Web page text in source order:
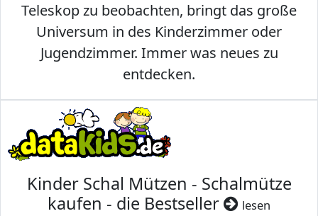
Teleskop zu beobachten, bringt das große
Universum in des Kinderzimmer oder
Jugendzimmer. Immer was neues zu
entdecken.
Kinder Schal Mützen - Schalmütze
kaufen - die Bestseller
lesen